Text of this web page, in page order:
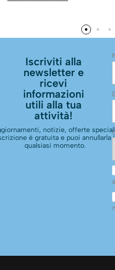
Iscriviti alla
newsletter e
ricevi
informazioni
utili alla tua
attività!
notizie, offerte
è gratuita e puoi annullarla
qualsiasi momento.